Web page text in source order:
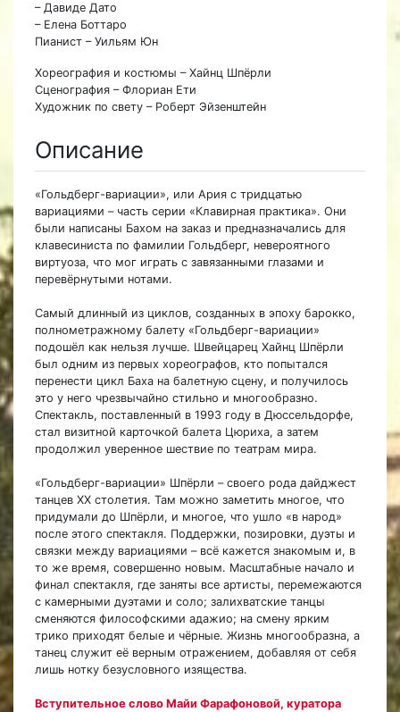
– Давиде Дато
– Елена Боттаро
Пианист – Уильям Юн
Хореография и костюмы – Хайнц Шпёрли
Сценография – Флориан Ети
Художник по свету – Роберт Эйзенштейн
Описание
«Гольдберг-вариации», или Ария с тридцатью
вариациями – часть серии «Клавирная практика». Они
были написаны Бахом на заказ и предназначались для
клавесиниста по фамилии Гольдберг, невероятного
виртуоза, что мог играть с завязанными глазами и
перевёрнутыми нотами.
Самый длинный из циклов, созданных в эпоху барокко,
полнометражному балету «Гольдберг-вариации»
подошёл как нельзя лучше. Швейцарец Хайнц Шпёрли
был одним из первых хореографов, кто попытался
перенести цикл Баха на балетную сцену, и получилось
это у него чрезвычайно стильно и многообразно.
Спектакль, поставленный в 1993 году в Дюссельдорфе,
стал визитной карточкой балета Цюриха, а затем
продолжил уверенное шествие по театрам мира.
«Гольдберг-вариации» Шпёрли – своего рода дайджест
танцев XX столетия. Там можно заметить многое, что
придумали до Шпёрли, и многое, что ушло «в народ»
после этого спектакля. Поддержки, позировки, дуэты и
связки между вариациями – всё кажется знакомым и, в
то же время, совершенно новым. Масштабные начало и
финал спектакля, где заняты все артисты, перемежаются
с камерными дуэтами и соло; залихватские танцы
сменяются философскими адажио; на смену ярким
трико приходят белые и чёрные. Жизнь многообразна, а
танец служит её верным отражением, добавляя от себя
лишь нотку безусловного изящества.
Вступительное слово Майи Фарафоновой, куратора